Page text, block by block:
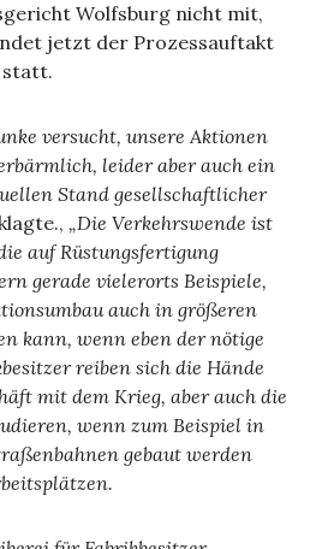
Wolfsburg nicht mit,
jetzt der Prozessauftakt
versucht, unsere Aktionen
leider aber auch ein
Stand gesellschaftlicher
„Die Verkehrswende ist
auf Rüstungsfertigung
gerade vielerorts Beispiele,
auch in größeren
kann, wenn eben der nötige
reiben sich die Hände
mit dem Krieg, aber auch die
wenn zum Beispiel in
gebaut werden